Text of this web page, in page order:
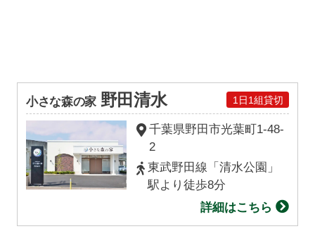
小さな森の家 野田清水 1日1組貸切
千葉県野田市光葉町1-48-
2
東武野田線「清水公園」
駅より徒歩8分
詳細はこちら